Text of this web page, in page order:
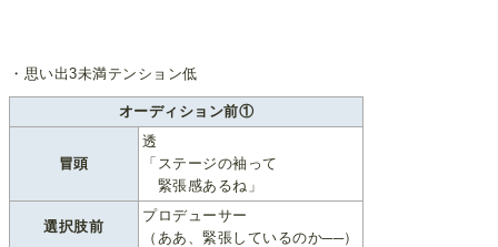
・思い出3未満テンション低
オーディション前①
冒頭
透
「ステージの袖って
緊張感あるね」
選択肢前
プロデューサー
（ああ、緊張しているのか──）